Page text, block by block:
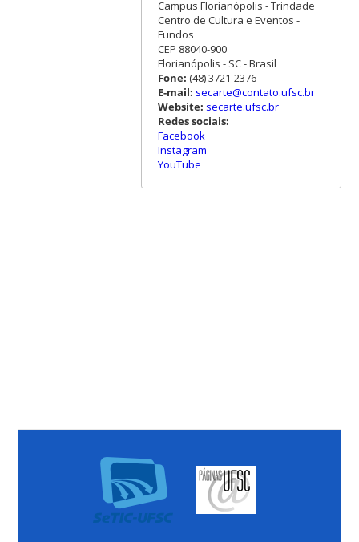
Campus Florianópolis - Trindade
Centro de Cultura e Eventos -
Fundos
CEP 88040-900
Florianópolis - SC - Brasil
Fone: (48) 3721-2376
E-mail: secarte@contato.ufsc.br
Website: secarte.ufsc.br
Redes sociais:
Facebook
Instagram
YouTube